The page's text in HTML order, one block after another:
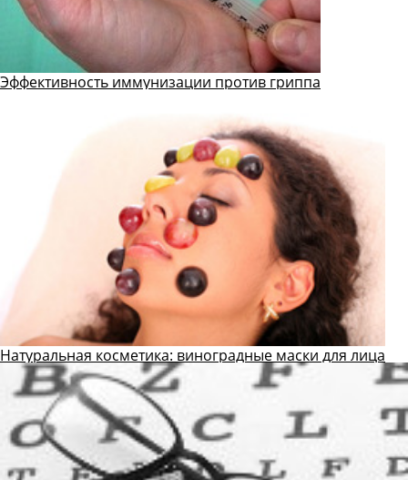
Эффективность иммунизации против гриппа
Натуральная косметика: виноградные маски для лица